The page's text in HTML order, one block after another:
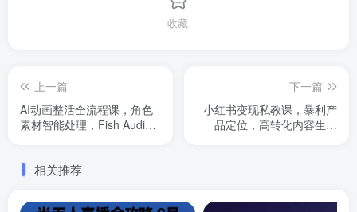
收藏
上一篇
AI动画整活全流程课，角色
素材智能处理，Fish Audio
下一篇
小红书变现私教课，暴利产
品定位，高转化内容生产
相关推荐